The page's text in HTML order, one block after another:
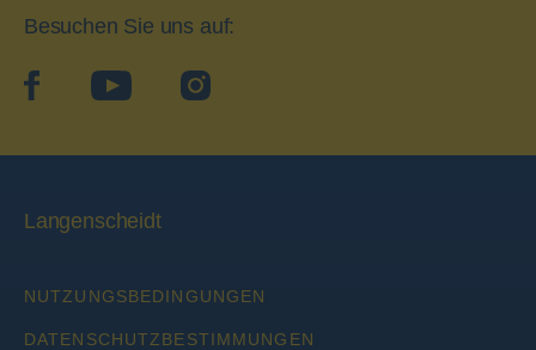
Besuchen Sie uns auf:
facebookYouTube Instagram
Langenscheidt
NUTZUNGSBEDINGUNGEN
DATENSCHUTZBESTIMMUNGEN